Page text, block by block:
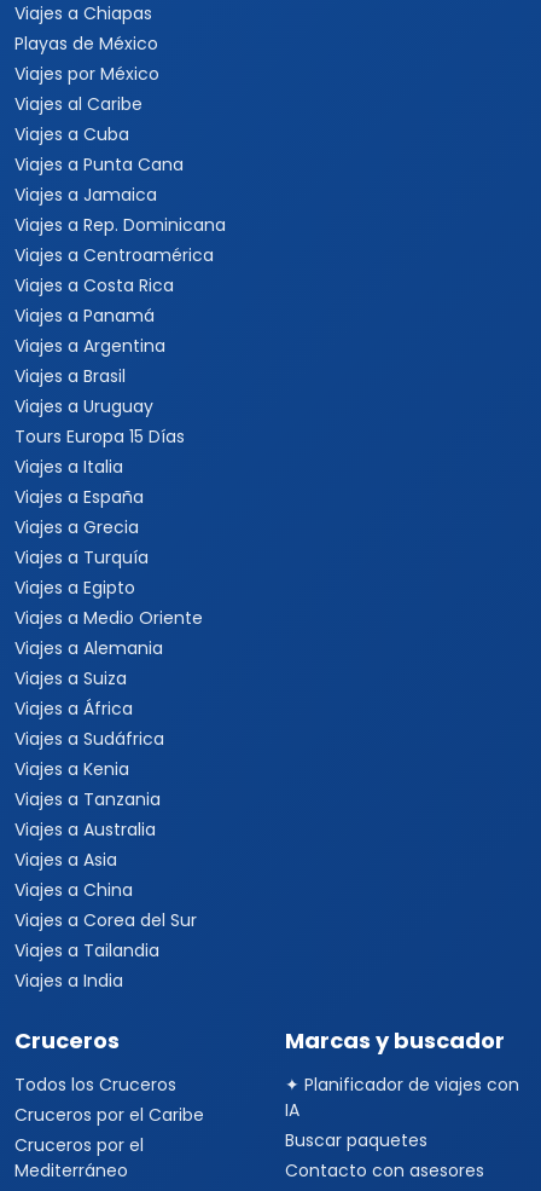
Viajes a Chiapas
Playas de México
Viajes por México
Viajes al Caribe
Viajes a Cuba
Viajes a Punta Cana
Viajes a Jamaica
Viajes a Rep. Dominicana
Viajes a Centroamérica
Viajes a Costa Rica
Viajes a Panamá
Viajes a Argentina
Viajes a Brasil
Viajes a Uruguay
Tours Europa 15 Días
Viajes a Italia
Viajes a España
Viajes a Grecia
Viajes a Turquía
Viajes a Egipto
Viajes a Medio Oriente
Viajes a Alemania
Viajes a Suiza
Viajes a África
Viajes a Sudáfrica
Viajes a Kenia
Viajes a Tanzania
Viajes a Australia
Viajes a Asia
Viajes a China
Viajes a Corea del Sur
Viajes a Tailandia
Viajes a India
Cruceros
Todos los Cruceros
Cruceros por el Caribe
Cruceros por el
Mediterráneo
Marcas y buscador
✦ Planificador de viajes con
IA
Buscar paquetes
Contacto con asesores